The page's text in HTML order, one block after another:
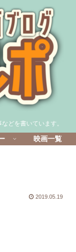
どを書いています。
映画一覧
2019.05.19